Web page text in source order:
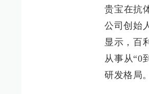
贵宝在抗
公司创始
显示，百
从事从“0
研发格局。